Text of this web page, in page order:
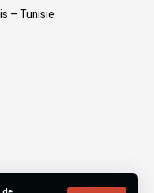
– Tunisie